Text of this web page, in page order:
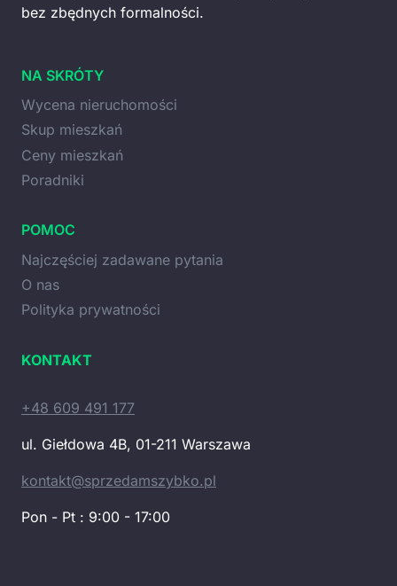
bez zbędnych formalności.
NA SKRÓTY
Wycena nieruchomości
Skup mieszkań
Ceny mieszkań
Poradniki
POMOC
Najczęściej zadawane pytania
O nas
Polityka prywatności
KONTAKT
+48 609 491 177
ul. Giełdowa 4B, 01-211 Warszawa
kontakt@sprzedamszybko.pl
Pon - Pt : 9:00 - 17:00